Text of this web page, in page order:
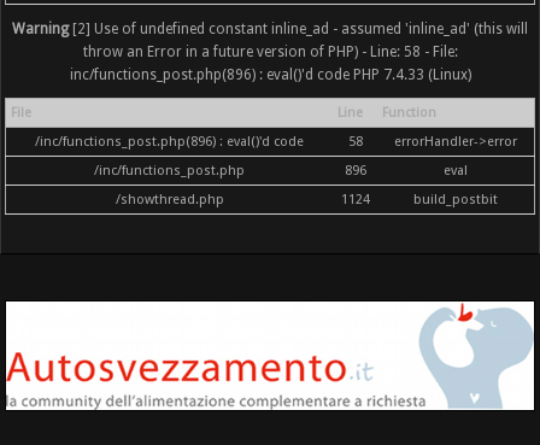
Warning[2] Use of undefined constant inline_ad - assumed 'inline_ad' (this will
throw an Error in a future version of PHP) - Line: 58 - File:
inc/functions_post.php(896) : eval()'d code PHP 7.4.33 (Linux)
File Line
Function
/inc/functions_post.php(896) : eval()'d code
58
errorHandler->error
/inc/functions_post.php
896
eval
/showthread.php
1124 build_postbit